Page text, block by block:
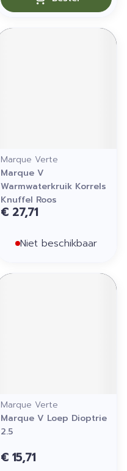
Marque Verte
Marque V
Warmwaterkruik Korrels
Knuffel Roos
€ 27,71
Niet beschikbaar
Marque Verte
Marque V Loep Dioptrie
2.5
€ 15,71